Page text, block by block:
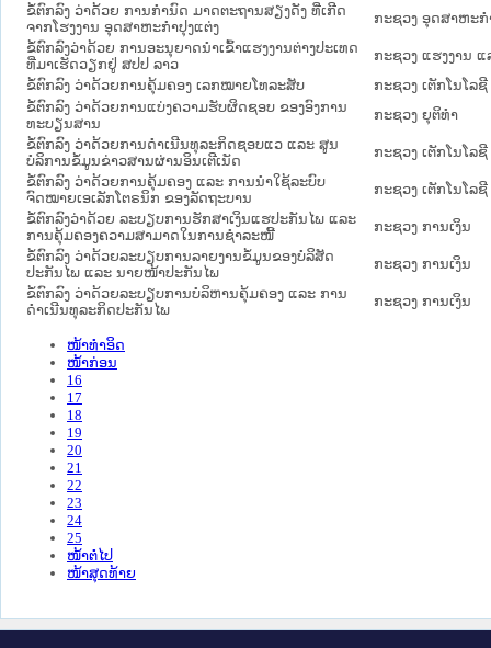
ຂໍ້ຕົກລົງ ວ່າດ້ວຍ ການກຳນົດ ມາດຕະຖານສຽງດັງ ທີ່ເກີດ
ຈາກໂຮງງານ ອຸດສາຫະກຳປຸງແຕ່ງ
ກະຊວງ ອຸດສາຫະ
ຂໍ້ຕົກລົງວ່າດ້ວຍ ການອະນຸຍາດນໍາເຂົ້າແຮງງານຕ່າງປະເທດ
ທີ່ມາເຮັດວຽກຢູ່ ສປປ ລາວ
ກະຊວງ ແຮງງານ
ຂໍ້ຕົກລົງ ວ່າດ້ວຍການຄຸ້ມຄອງ ເລກໝາຍໂທລະສັບ
ກະຊວງ ເຕັກໂນໂລ
ຂໍ້ຕົກລົງ ວ່າດ້ວຍການແບ່ງຄວາມຮັບຜິດຊອບ ຂອງອົງການ
ທະບຽນສານ
ກະຊວງ ຍຸຕິທໍາ
ຂໍ້ຕົກລົງ ວ່າດ້ວຍການດຳເນີນທຸລະກິດຊອບແວ ແລະ ສູນ
ບໍລິການຂໍ້ມູນຂ່າວສານຜ່ານອິນເຕີເນັດ
ກະຊວງ ເຕັກໂນໂລ
ຂໍ້ຕົກລົງ ວ່າດ້ວຍການຄຸ້ມຄອງ ແລະ ການນໍາໃຊ້ລະບົບ
ຈົດໝາຍເອເລັກໂຕຣນິກ ຂອງລັດຖະບານ
ກະຊວງ ເຕັກໂນໂລ
ຂໍ້ຕົກລົງວ່າດ້ວຍ ລະບຽບການຮັກສາເງິນແຮປະກັນໄພ ແລະ
ການຄຸ້ມຄອງຄວາມສາມາດໃນການຊຳລະໜີ້
ກະຊວງ ການເງິນ
ຂໍ້ຕົກລົງ ວ່າດ້ວຍລະບຽບການລາຍງານຂໍ້ມູນຂອງບໍລິສັດ
ປະກັນໄພ ແລະ ນາຍໜ້າປະກັນໄພ
ກະຊວງ ການເງິນ
ຂໍ້ຕົກລົງ ວ່າດ້ວຍລະບຽບການບໍລິຫານຄຸ້ມຄອງ ແລະ ການ
ດຳເນີນທຸລະກິດປະກັນໄພ
ກະຊວງ ການເງິນ
ໜ້າທໍາອິດ
ໜ້າກ່ອນ
16
17
18
19
20
21
22
23
24
25
ໜ້າຕໍ່ໄປ
ໜ້າສຸດທ້າຍ